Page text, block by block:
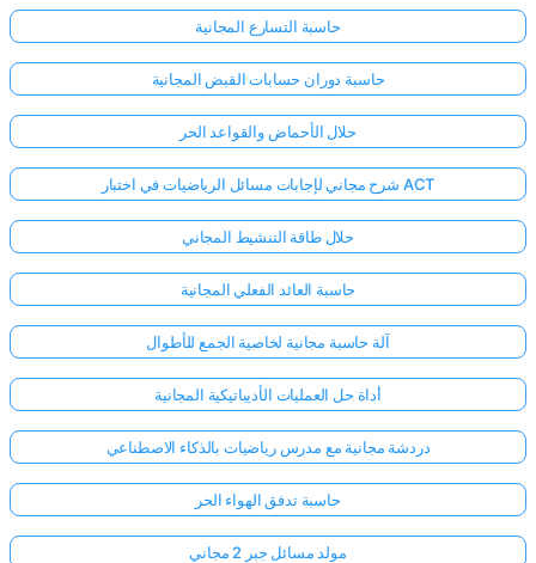
حاسبة التسارع المجانية
حاسبة دوران حسابات القبض المجانية
حلال الأحماض والقواعد الحر
شرح مجاني لإجابات مسائل الرياضيات في اختبار ACT
حلال طاقة التنشيط المجاني
حاسبة العائد الفعلي المجانية
آلة حاسبة مجانية لخاصية الجمع للأطوال
أداة حل العمليات الأديباتيكية المجانية
دردشة مجانية مع مدرس رياضيات بالذكاء الاصطناعي
حاسبة تدفق الهواء الحر
مولد مسائل جبر 2 مجاني